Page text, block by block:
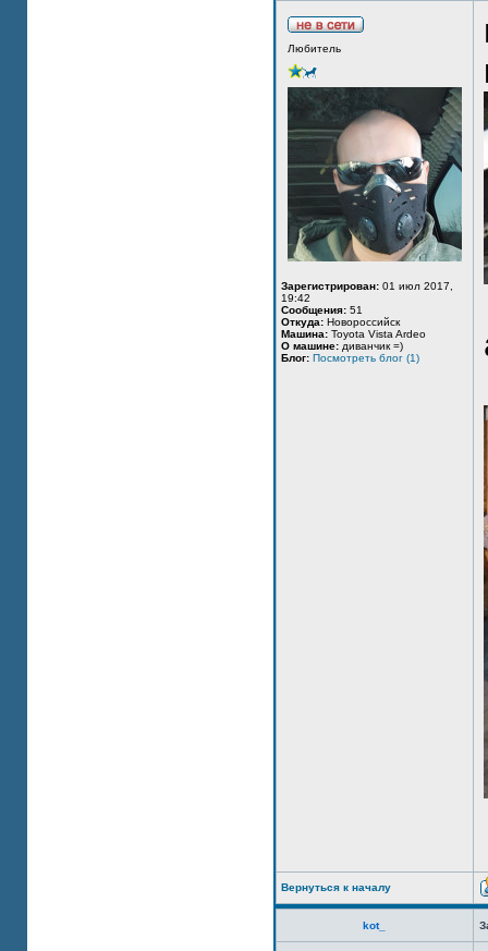
Любитель
Зарегистрирован: 01 июл 2017,
19:42
Сообщения: 51
Откуда: Новороссийск
Машина: Toyota Vista Ardeo
О машине: диванчик =)
Блог: Посмотреть блог (1)
Вернуться к началу
kot_